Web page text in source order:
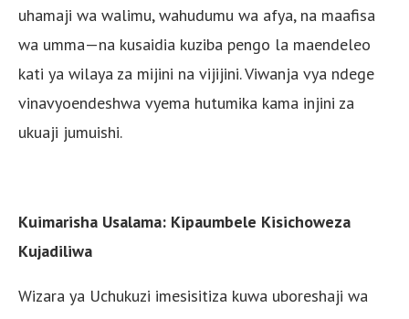
uhamaji wa walimu, wahudumu wa afya, na maafisa
wa umma—na kusaidia kuziba pengo la maendeleo
kati ya wilaya za mijini na vijijini. Viwanja vya ndege
vinavyoendeshwa vyema hutumika kama injini za
ukuaji jumuishi.
Kuimarisha Usalama: Kipaumbele Kisichoweza
Kujadiliwa
Wizara ya Uchukuzi imesisitiza kuwa uboreshaji wa